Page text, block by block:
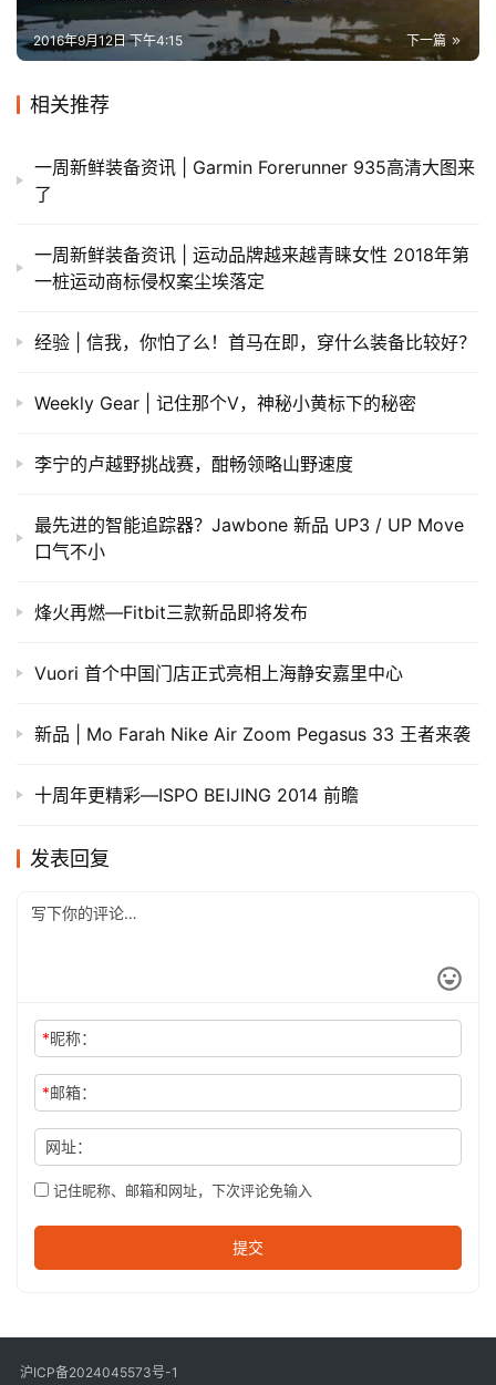
下一篇
2016年9月12日 下午4:15
相关推荐
一周新鲜装备资讯 | Garmin Forerunner 935高清大图来
了
一周新鲜装备资讯 | 运动品牌越来越青睐女性 2018年第
一桩运动商标侵权案尘埃落定
经验 | 信我，你怕了么！首马在即，穿什么装备比较好？
​Weekly Gear | 记住那个V，神秘小黄标下的秘密
李宁的卢越野挑战赛，酣畅领略山野速度
最先进的智能追踪器？Jawbone 新品 UP3 / UP Move
口气不小
烽火再燃—Fitbit三款新品即将发布
Vuori 首个中国门店正式亮相上海静安嘉里中心
新品 | Mo Farah Nike Air Zoom Pegasus 33 王者来袭
十周年更精彩—ISPO BEIJING 2014 前瞻
发表回复
*昵称：
*邮箱：
网址：
记住昵称、邮箱和网址，下次评论免输入
提交
沪ICP备2024045573号-1